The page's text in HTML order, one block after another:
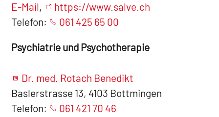
E-Mail,
https://www.salve.ch
Telefon:
061 425 65 00
Psychiatrie und Psychotherapie
Dr. med. Rotach Benedikt
Baslerstrasse 13, 4103 Bottmingen
Telefon:
061 421 70 46